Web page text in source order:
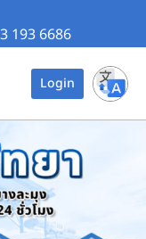
193 6686
Login